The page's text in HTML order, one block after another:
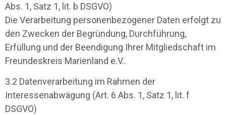
Abs. 1, Satz 1, lit. b DSGVO)
Die Verarbeitung personenbezogener Daten erfolgt zu
den Zwecken der Begründung, Durchführung,
Erfüllung und der Beendigung Ihrer Mitgliedschaft im
Freundeskreis Marienland e.V..
3.2 Datenverarbeitung im Rahmen der
Interessenabwägung (Art. 6 Abs. 1, Satz 1, lit. f
DSGVO)